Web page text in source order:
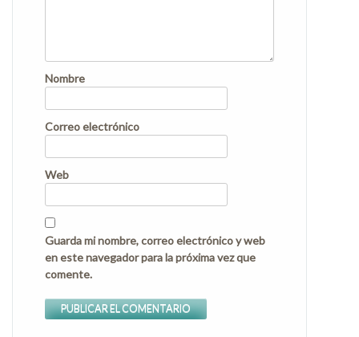
Nombre
Correo electrónico
Web
Guarda mi nombre, correo electrónico y web
en este navegador para la próxima vez que
comente.